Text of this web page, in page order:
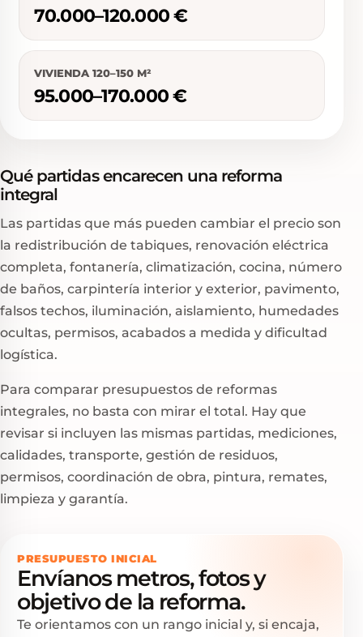
70.000–120.000 €
VIVIENDA 120–150 M²
95.000–170.000 €
Qué partidas encarecen una reforma
integral
Las partidas que más pueden cambiar el precio son
la redistribución de tabiques, renovación eléctrica
completa, fontanería, climatización, cocina, número
de baños, carpintería interior y exterior, pavimento,
falsos techos, iluminación, aislamiento, humedades
ocultas, permisos, acabados a medida y dificultad
logística.
Para comparar presupuestos de reformas
integrales, no basta con mirar el total. Hay que
revisar si incluyen las mismas partidas, mediciones,
calidades, transporte, gestión de residuos,
permisos, coordinación de obra, pintura, remates,
limpieza y garantía.
PRESUPUESTO INICIAL
Envíanos metros, fotos y
objetivo de la reforma.
Te orientamos con un rango inicial y, si encaja,